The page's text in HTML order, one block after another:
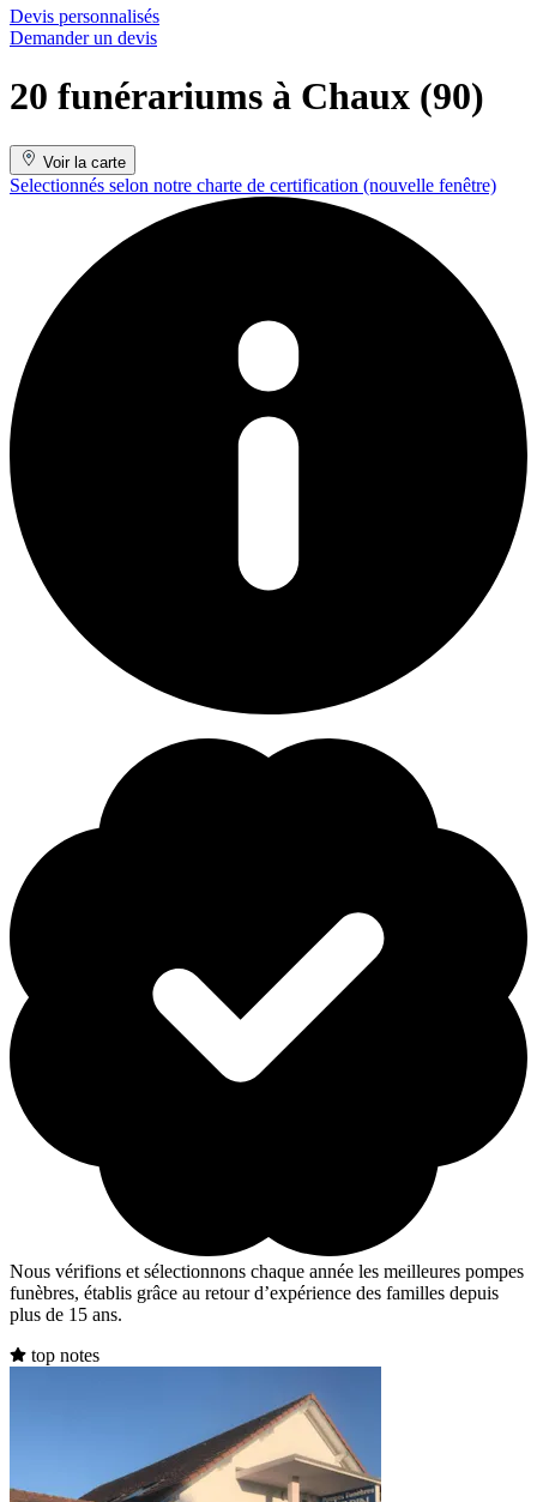
Devis personnalisés
Demander un devis
20 funérariums à Chaux (90)
Voir la carte
Selectionnés selon notre charte de certification (nouvelle fenêtre)
Nous vérifions et sélectionnons chaque année les meilleures pompes
funèbres, établis grâce au retour d’expérience des familles depuis
plus de 15 ans.
top notes